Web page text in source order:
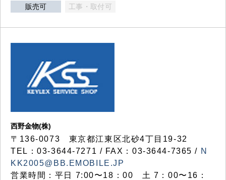
販売可 工事・取付可
西野金物(株)
〒136-0073 東京都江東区北砂4丁目19-32
TEL：03‐3644‐7271 / FAX：03-3644-7365 / N
KK2005@BB.EMOBILE.JP
営業時間：平日 7:00〜18：00 土 7：00〜16：